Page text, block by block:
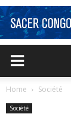
Home Société
Société